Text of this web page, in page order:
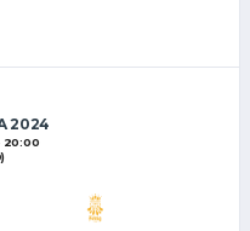
2024
20:00